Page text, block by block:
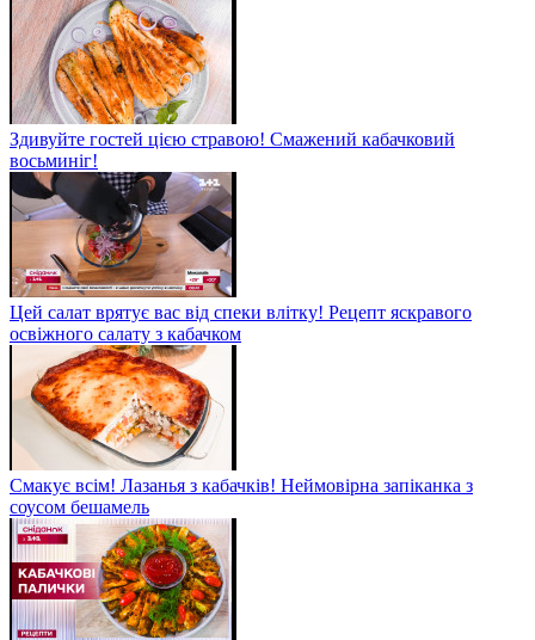
Здивуйте гостей цією стравою! Смажений кабачковий
восьминіг!
Цей салат врятує вас від спеки влітку! Рецепт яскравого
освіжного салату з кабачком
Смакує всім! Лазанья з кабачків! Неймовірна запіканка з
соусом бешамель